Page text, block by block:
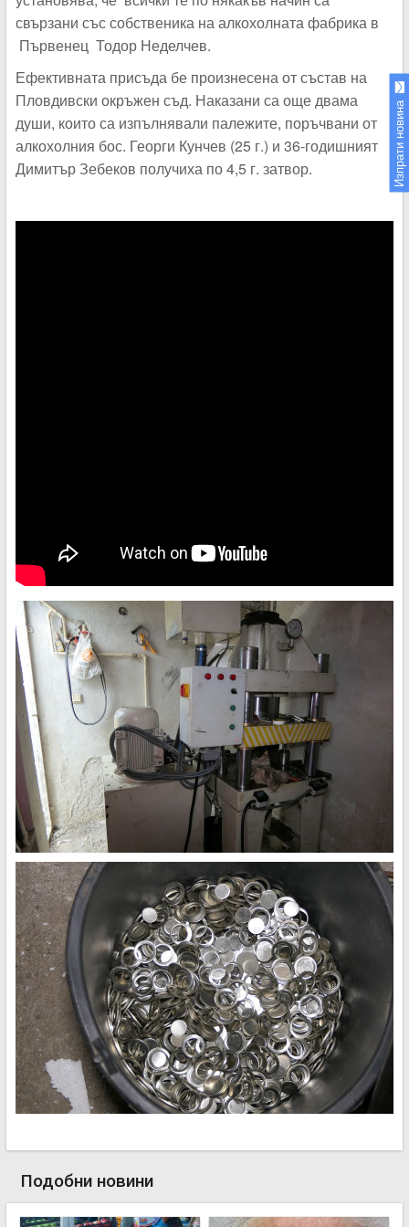
свързани със собственика на алкохолната фабрика в
Първенец Тодор Неделчев.
Ефективната присъда бе произнесена от състав на
Пловдивски окръжен съд. Наказани са още двама
души, които са изпълнявали палежите, поръчвани от
алкохолния бос. Георги Кунчев (25 г.) и 36-годишният
Димитър Зебеков получиха по 4,5 г. затвор.
Подобни новини
Изпрати новина